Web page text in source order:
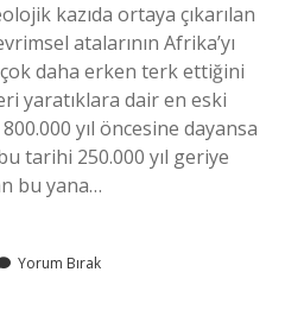
kazıda ortaya çıkarılan
atalarının Afrika’yı
daha erken terk ettiğini
yaratıklara dair en eski
yıl öncesine dayansa
tarihi 250.000 yıl geriye
bu yana…
Yorum Bırak